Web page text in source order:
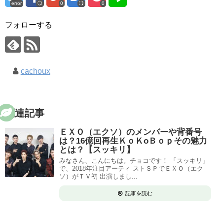
error 0 0
フォローする
cachoux
関連記事
ＥＸＯ（エクソ）のメンバーや背番号
は？16億回再生ＫｏＫoＢｏｐその魅力
とは？【スッキリ】
みなさん、こんにちは。チョコです！ 「スッキリ」
で、2018年注目アーティ ストＳＰでＥＸＯ（エク
ソ）がＴＶ初 出演しまし...
記事を読む